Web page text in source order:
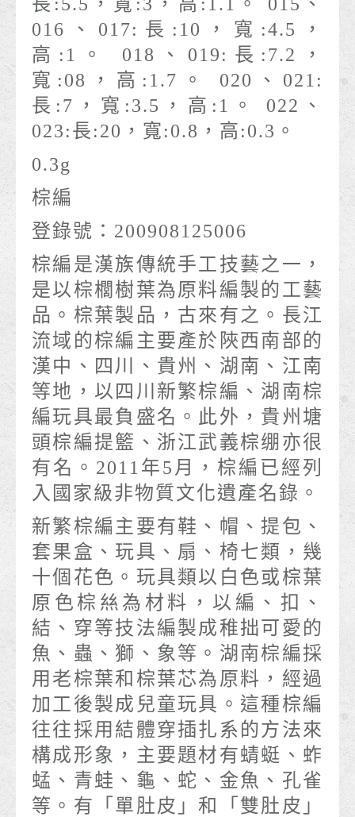
016、017:長:10，寬:4.5，
高:1。 018、019:長:7.2，
寬:08，高:1.7。 020、021:
長:7，寬:3.5，高:1。 022、
023:長:20，寬:0.8，高:0.3。
0.3g
棕編
登錄號：200908125006
棕編是漢族傳統手工技藝之一，
是以棕櫚樹葉為原料編製的工藝
品。棕葉製品，古來有之。長江
流域的棕編主要產於陜西南部的
漢中、四川、貴州、湖南、江南
等地，以四川新繁棕編、湖南棕
編玩具最負盛名。此外，貴州塘
頭棕編提籃、浙江武義棕绷亦很
有名。2011年5月，棕編已經列
入國家級非物質文化遺產名錄。
新繁棕編主要有鞋、帽、提包、
套果盒、玩具、扇、椅七類，幾
十個花色。玩具類以白色或棕葉
原色棕𢇁為材料，以編、扣、
結、穿等技法編製成稚拙可愛的
魚、蟲、獅、象等。湖南棕編採
用老棕葉和棕葉芯為原料，經過
加工後製成兒童玩具。這種棕編
往往採用結體穿插扎系的方法來
構成形象，主要題材有蜻蜓、蚱
蜢、青蛙、龜、蛇、金魚、孔雀
等。有「單肚皮」和「雙肚皮」